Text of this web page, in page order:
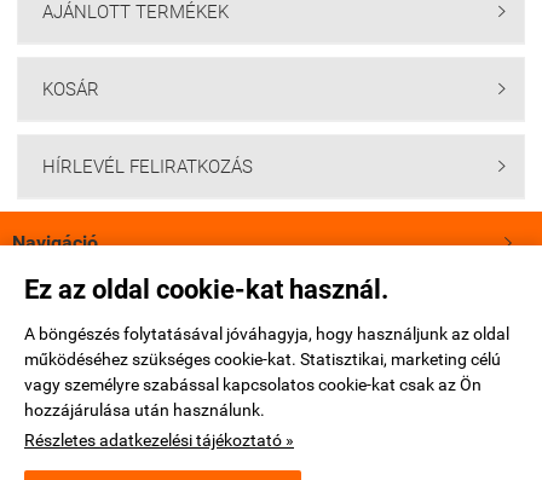
Ez az oldal cookie-kat használ.
A böngészés folytatásával jóváhagyja, hogy használjunk az oldal
működéséhez szükséges cookie-kat. Statisztikai, marketing célú
vagy személyre szabással kapcsolatos cookie-kat csak az Ön
hozzájárulása után használunk.
Részletes adatkezelési tájékoztató »
AJÁNLOTT TERMÉKEK 
KOSÁR 
HÍRLEVÉL FELIRATKOZÁS 
Navigáció 
Saját fiók
Bemutatkozás
Elérhetőségek